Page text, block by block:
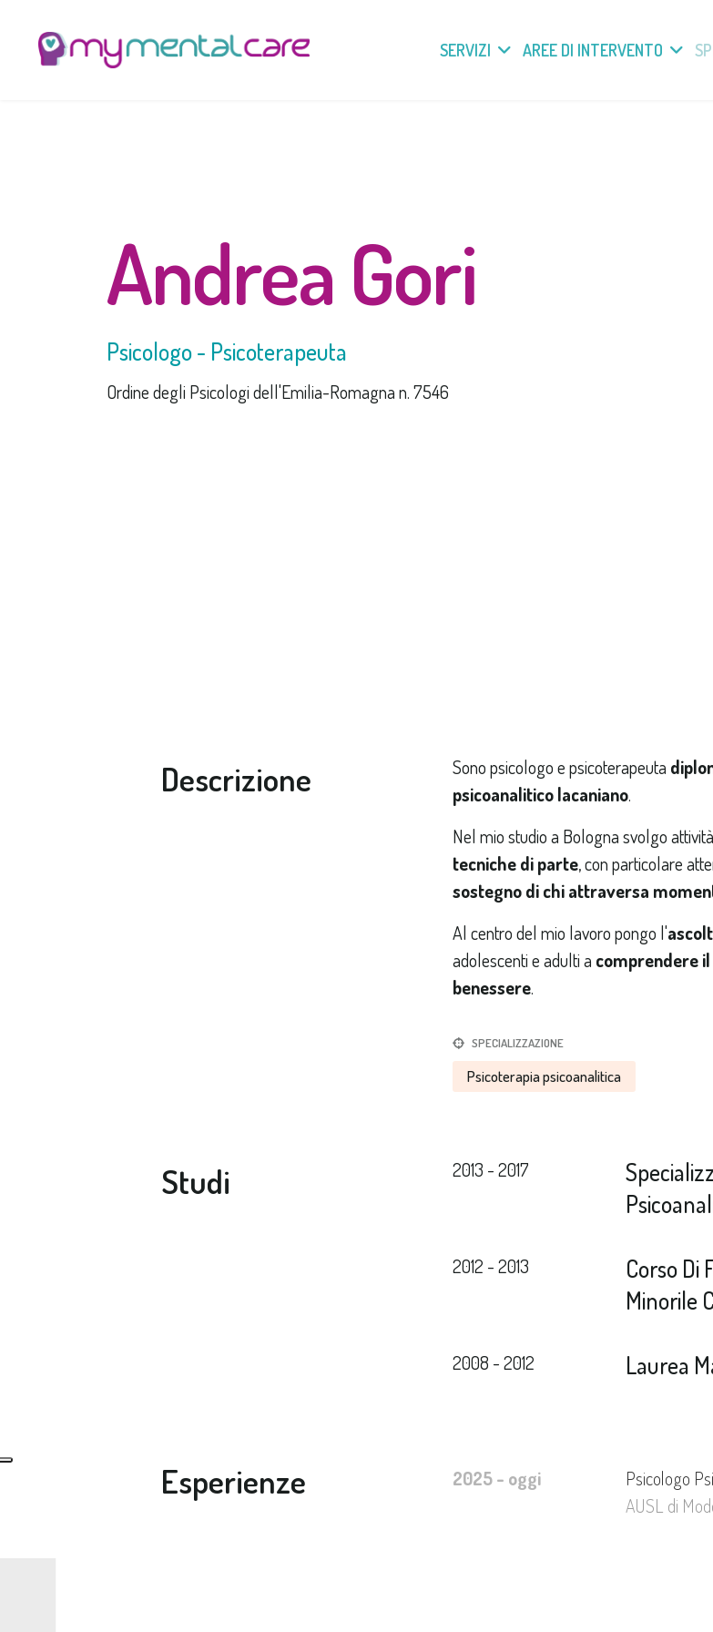
SERVIZI AREE DI INTERVENTO
Andrea Gori
Psicologo - Psicoterapeuta
Ordine degli Psicologi dell'Emilia-Romagna n. 7546
Descrizione Sono psicologo e psicoterapeuta
psicoanalitico lacaniano.
Nel mio studio a Bologna svolgo
tecniche di parte, con particolare
sostegno di chi attraversa
Al centro del mio lavoro pongo l'
adolescenti e adulti a comprendere
benessere.
SPECIALIZZAZIONE
Psicoterapia psicoanalitica
Studi 2013 - 2017
2012 - 2013
Corso Di
Minorile
2008 - 2012 Laurea
Esperienze 2025 - oggi
Psicologo
AUSL di